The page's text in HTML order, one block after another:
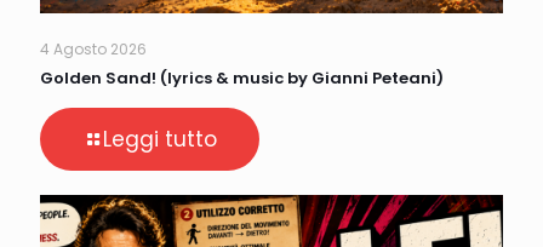
4 Agosto 2026
Golden Sand! (lyrics & music by Gianni Peteani)
Leggi tutto